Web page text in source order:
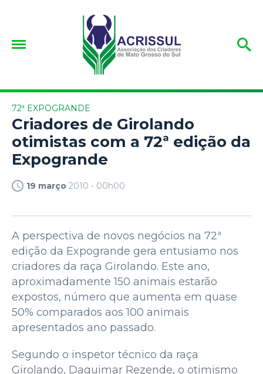
72ª EXPOGRANDE
Criadores de Girolando
otimistas com a 72ª edição da
Expogrande
19 março 2010 - 00h00
A perspectiva de novos negócios na 72ª
edição da Expogrande gera entusiamo nos
criadores da raça Girolando. Este ano,
aproximadamente 150 animais estarão
expostos, número que aumenta em quase
50% comparados aos 100 animais
apresentados ano passado.
Segundo o inspetor técnico da raça
Girolando, Daguimar Rezende, o otimismo